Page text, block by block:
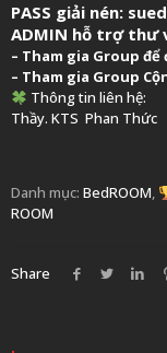
PASS giải nén:
ADMIN hỗ trợ thư
– Tham gia Group
– Tham gia Group
Thông tin liên hệ:
Thầy. KTS Phan Thức
Danh mục: BedROOM,
ROOM
Share